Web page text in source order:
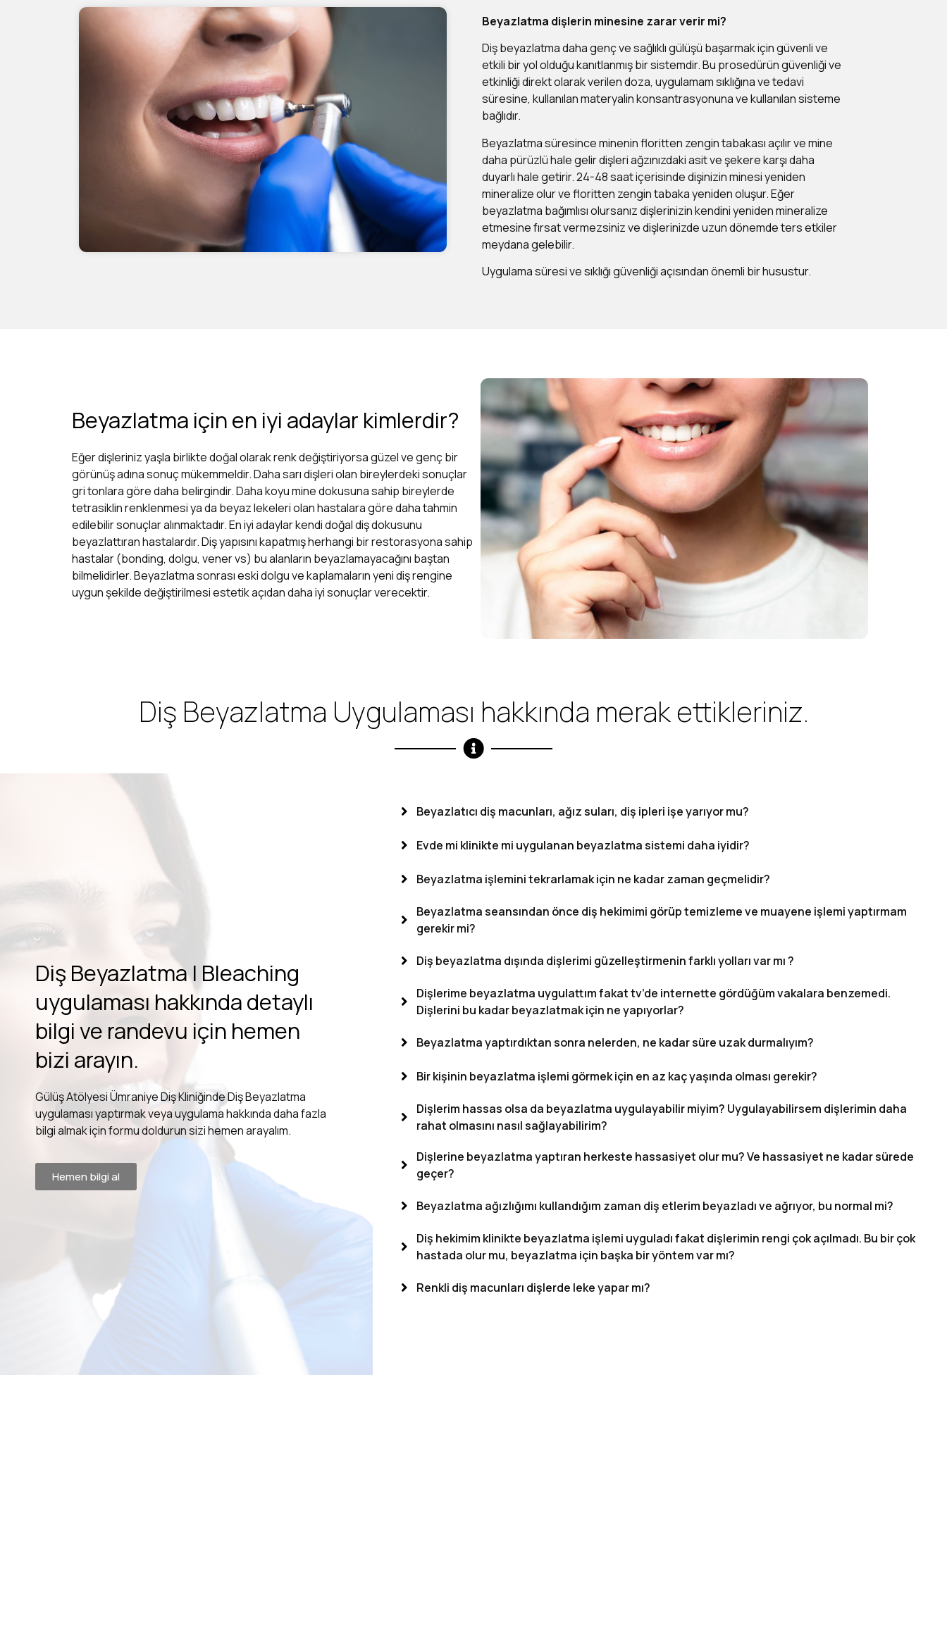
Beyazlatma dişlerin minesine zarar verir mi?
Diş beyazlatma daha genç ve sağlıklı gülüşü başarmak için güvenli ve
etkili bir yol olduğu kanıtlanmış bir sistemdir. Bu prosedürün güvenliği ve
etkinliği direkt olarak verilen doza, uygulamam sıklığına ve tedavi
süresine, kullanılan materyalin konsantrasyonuna ve kullanılan sisteme
bağlıdır.
Beyazlatma süresince minenin floritten zengin tabakası açılır ve mine
daha pürüzlü hale gelir dişleri ağzınızdaki asit ve şekere karşı daha
duyarlı hale getirir. 24-48 saat içerisinde dişinizin minesi yeniden
mineralize olur ve floritten zengin tabaka yeniden oluşur. Eğer
beyazlatma bağımlısı olursanız dişlerinizin kendini yeniden mineralize
etmesine fırsat vermezsiniz ve dişlerinizde uzun dönemde ters etkiler
meydana gelebilir.
Uygulama süresi ve sıklığı güvenliği açısından önemli bir husustur.
Beyazlatma için en iyi adaylar kimlerdir?
Eğer dişleriniz yaşla birlikte doğal olarak renk değiştiriyorsa güzel ve genç bir
görünüş adına sonuç mükemmeldir. Daha sarı dişleri olan bireylerdeki sonuçlar
gri tonlara göre daha belirgindir. Daha koyu mine dokusuna sahip bireylerde
tetrasiklin renklenmesi ya da beyaz lekeleri olan hastalara göre daha tahmin
edilebilir sonuçlar alınmaktadır. En iyi adaylar kendi doğal diş dokusunu
beyazlattıran hastalardır. Diş yapısını kapatmış herhangi bir restorasyona sahip
hastalar (bonding, dolgu, vener vs) bu alanların beyazlamayacağını baştan
bilmelidirler. Beyazlatma sonrası eski dolgu ve kaplamaların yeni diş rengine
uygun şekilde değiştirilmesi estetik açıdan daha iyi sonuçlar verecektir.
Diş Beyazlatma Uygulaması hakkında merak ettikleriniz.
Diş Beyazlatma | Bleaching
uygulaması hakkında detaylı
bilgi ve randevu için hemen
bizi arayın.
Gülüş Atölyesi Ümraniye Diş Kliniğinde Diş Beyazlatma
uygulaması yaptırmak veya uygulama hakkında daha fazla
bilgi almak için formu doldurun sizi hemen arayalım.
Hemen bilgi al
Beyazlatıcı diş macunları, ağız suları, diş ipleri işe yarıyor mu?
Evde mi klinikte mi uygulanan beyazlatma sistemi daha iyidir?
Beyazlatma işlemini tekrarlamak için ne kadar zaman geçmelidir?
Beyazlatma seansından önce diş hekimimi görüp temizleme ve muayene işlemi yaptırmam
gerekir mi?
Diş beyazlatma dışında dişlerimi güzelleştirmenin farklı yolları var mı ?
Dişlerime beyazlatma uygulattım fakat tv’de internette gördüğüm vakalara benzemedi.
Dişlerini bu kadar beyazlatmak için ne yapıyorlar?
Beyazlatma yaptırdıktan sonra nelerden, ne kadar süre uzak durmalıyım?
Bir kişinin beyazlatma işlemi görmek için en az kaç yaşında olması gerekir?
Dişlerim hassas olsa da beyazlatma uygulayabilir miyim? Uygulayabilirsem dişlerimin daha
rahat olmasını nasıl sağlayabilirim?
Dişlerine beyazlatma yaptıran herkeste hassasiyet olur mu? Ve hassasiyet ne kadar sürede
geçer?
Beyazlatma ağızlığımı kullandığım zaman diş etlerim beyazladı ve ağrıyor, bu normal mi?
Diş hekimim klinikte beyazlatma işlemi uyguladı fakat dişlerimin rengi çok açılmadı. Bu bir çok
hastada olur mu, beyazlatma için başka bir yöntem var mı?
Renkli diş macunları dişlerde leke yapar mı?